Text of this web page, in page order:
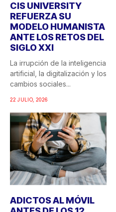
CIS UNIVERSITY
REFUERZA SU
MODELO HUMANISTA
ANTE LOS RETOS DEL
SIGLO XXI
La irrupción de la inteligencia
artificial, la digitalización y los
cambios sociales...
22 JULIO, 2026
ADICTOS AL MÓVIL